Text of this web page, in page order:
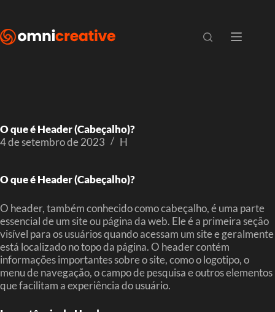
O que é Header (Cabeçalho)?
4 de setembro de 2023
H
O que é Header (Cabeçalho)?
O header, também conhecido como cabeçalho, é uma parte
essencial de um site ou página da web. Ele é a primeira seção
visível para os usuários quando acessam um site e geralmente
está localizado no topo da página. O header contém
informações importantes sobre o site, como o logotipo, o
menu de navegação, o campo de pesquisa e outros elementos
que facilitam a experiência do usuário.